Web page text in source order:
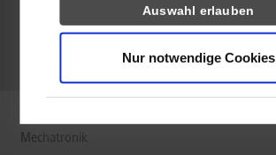
Auswahl erlauben
Nur notwendige Cookies
Mechatronik